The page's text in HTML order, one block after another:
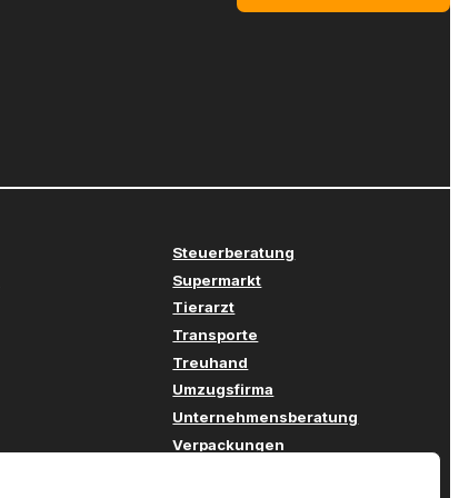
Steuerberatung
Supermarkt
Tierarzt
Transporte
Treuhand
Umzugsfirma
Unternehmensberatung
Verpackungen